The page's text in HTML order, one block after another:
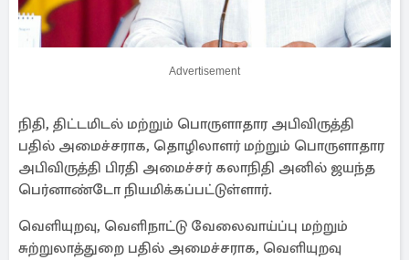
Advertisement
நிதி, திட்டமிடல் மற்றும் பொருளாதார அபிவிருத்தி
பதில் அமைச்சராக, தொழிலாளர் மற்றும் பொருளாதார
அபிவிருத்தி பிரதி அமைச்சர் கலாநிதி அனில் ஜயந்த
பெர்னாண்டோ நியமிக்கப்பட்டுள்ளார்.
வெளியுறவு, வெளிநாட்டு வேலைவாய்ப்பு மற்றும்
சுற்றுலாத்துறை பதில் அமைச்சராக, வெளியுறவு